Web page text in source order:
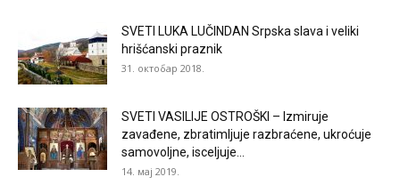
SVETI LUKA LUČINDAN Srpska slava i veliki
hrišćanski praznik
31. октобар 2018.
SVETI VASILIJE OSTROŠKI – Izmiruje
zavađene, zbratimljuje razbraćene, ukroćuje
samovoljne, isceljuje...
14. мај 2019.